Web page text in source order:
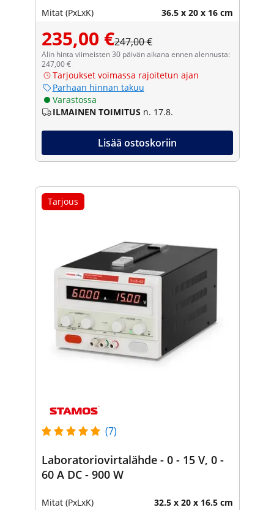
Mitat (PxLxK) 36.5 x 20 x 16 cm
235,00 €247,00 €
Alin hinta viimeisten 30 päivän aikana ennen alennusta:
247,00 €
Tarjoukset voimassa rajoitetun ajan
Parhaan hinnan takuu
Varastossa
ILMAINEN TOIMITUS n. 17.8.
Lisää ostoskoriin
Tarjous
(7)
Laboratoriovirtalähde - 0 - 15 V, 0 -
60 A DC - 900 W
Mitat (PxLxK) 32.5 x 20 x 16.5 cm